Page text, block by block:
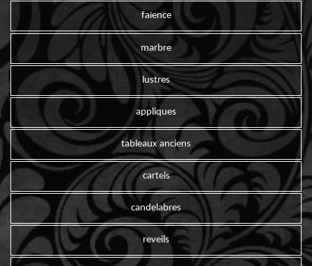
faïence
marbre
lustres
appliques
tableaux anciens
cartels
candelabres
reveils